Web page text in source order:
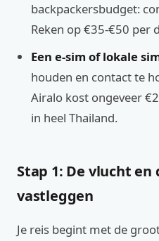
backpackersbudget:
Reken op €35-€50 per
Een e-sim of lokale
houden en contact te
Airalo kost ongeveer
in heel Thailand.
Stap 1: De vlucht
vastleggen
Je reis begint met de